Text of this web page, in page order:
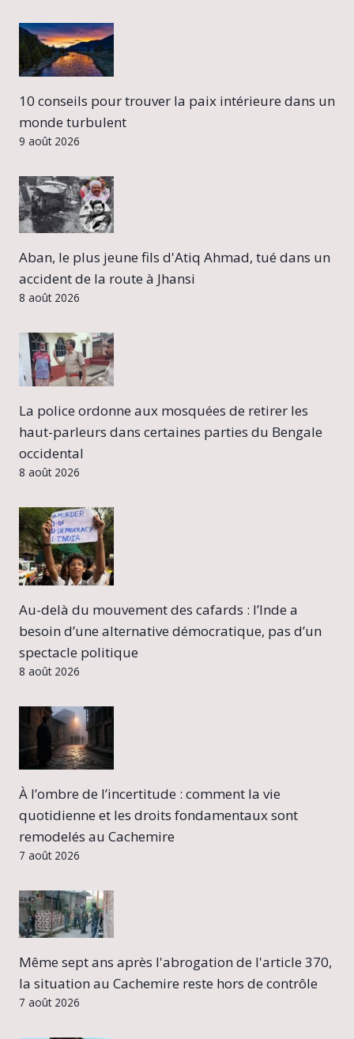
10 conseils pour trouver la paix intérieure dans un
monde turbulent
9 août 2026
Aban, le plus jeune fils d'Atiq Ahmad, tué dans un
accident de la route à Jhansi
8 août 2026
La police ordonne aux mosquées de retirer les
haut-parleurs dans certaines parties du Bengale
occidental
8 août 2026
Au-delà du mouvement des cafards : l’Inde a
besoin d’une alternative démocratique, pas d’un
spectacle politique
8 août 2026
À l’ombre de l’incertitude : comment la vie
quotidienne et les droits fondamentaux sont
remodelés au Cachemire
7 août 2026
Même sept ans après l'abrogation de l'article 370,
la situation au Cachemire reste hors de contrôle
7 août 2026